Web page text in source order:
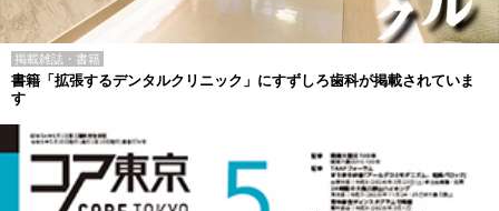
掲載雑誌・書籍
書籍「拡張するデンタルクリニック」にすずしろ歯科が掲載されていま
す